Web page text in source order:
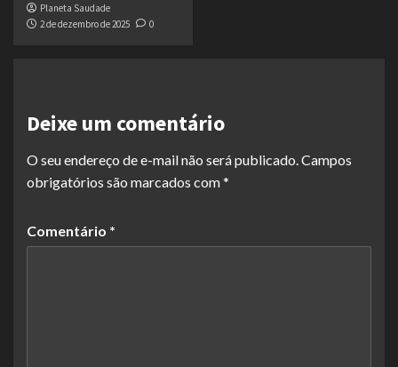
Planeta Saudade
2 de dezembro de 2025
0
Deixe um comentário
O seu endereço de e-mail não será publicado. Campos
obrigatórios são marcados com*
Comentário *